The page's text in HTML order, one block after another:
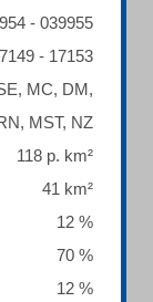
- 039955
- 17153
MC, DM,
MST, NZ
118 p. km²
41 km²
12 %
70 %
12 %